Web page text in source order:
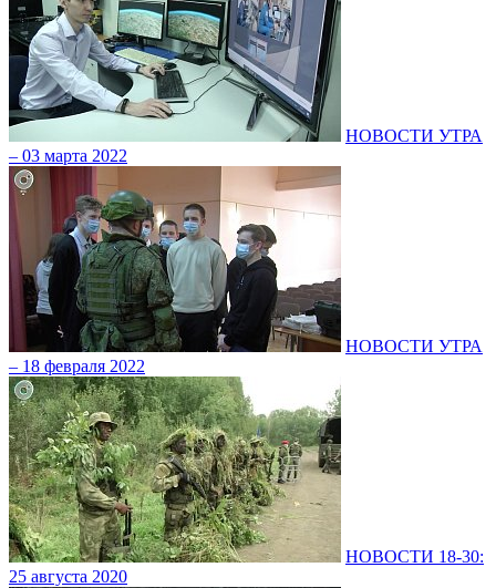
НОВОСТИ УТРА
– 03 марта 2022
НОВОСТИ УТРА
– 18 февраля 2022
НОВОСТИ 18-30:
25 августа 2020